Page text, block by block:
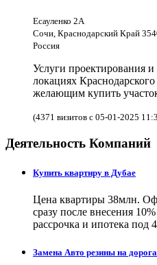
Есауленко 2А
Сочи, Краснодарский Край
Россия
Услуги проектирования
локациях
желающим купить
(4371 визитов с 05-01-2025
Деятельность Компаний
Купить квартиру в Дубае
Цена квартиры 38млн.
сразу после внесения
рассрочка и ипотека под
Замена Авто резины на